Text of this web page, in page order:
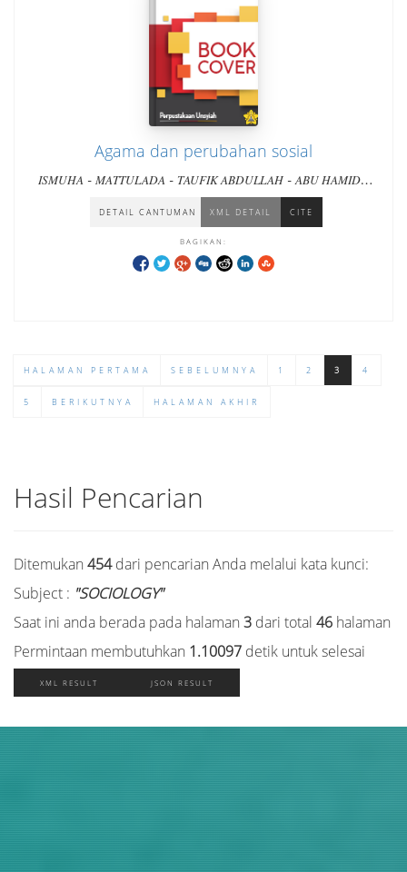
Agama dan perubahan sosial
ISMUHA - MATTULADA - TAUFIK ABDULLAH - ABU HAMID-
BAIHAQI A.K.
DETAIL CANTUMAN XML DETAIL CITE
BAGIKAN:
HALAMAN PERTAMA SEBELUMNYA 1 2 3 4
5 BERIKUTNYA HALAMAN AKHIR
Hasil Pencarian
Ditemukan 454dari pencarian Anda melalui kata kunci:
Subject : "SOCIOLOGY"
Saat ini anda berada pada halaman 3 dari total 46 halaman
Permintaan membutuhkan 1.10097 detik untuk selesai
XML RESULT JSON RESULT